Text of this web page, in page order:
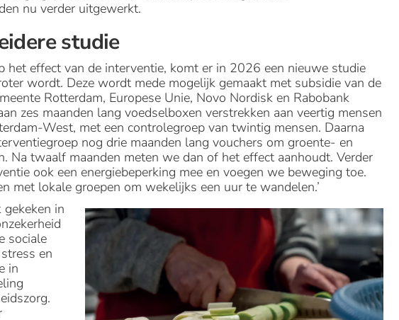
nu verder uitgewerkt.
studie
het effect van de interventie, komt er in 2026 een nieuwe studie
wordt. Deze wordt mede mogelijk gemaakt met subsidie van de
Rotterdam, Europese Unie, Novo Nordisk en Rabobank
zes maanden lang voedselboxen verstrekken aan veertig mensen
West, met een controlegroep van twintig mensen. Daarna
nog drie maanden lang vouchers om groente- en
Na twaalf maanden meten we dan of het effect aanhoudt. Verder
ook een energiebeperking mee en voegen we beweging toe.
met lokale groepen om wekelijks een uur te wandelen.’
in
sociale
en
in